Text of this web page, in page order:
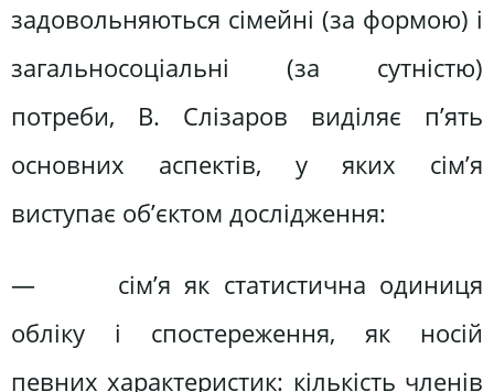
задовольняються сімейні (за формою) і
загальносоціальні (за сутністю)
потреби, В. Слізаров виділяє п’ять
основних аспектів, у яких сім’я
виступає об’єктом дослідження:
— сім’я як статистична одиниця
обліку і спостереження, як носій
певних характеристик: кількість членів